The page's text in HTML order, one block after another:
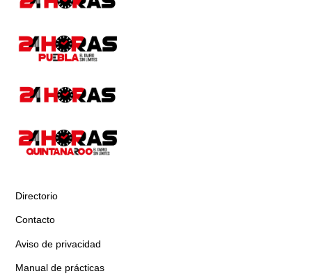
Directorio
Contacto
Aviso de privacidad
Manual de prácticas